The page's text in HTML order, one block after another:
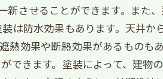
させることができます。また
は防水効果もあります。天井か
熱効果や断熱効果があるものも
できます。塗装によって、建物